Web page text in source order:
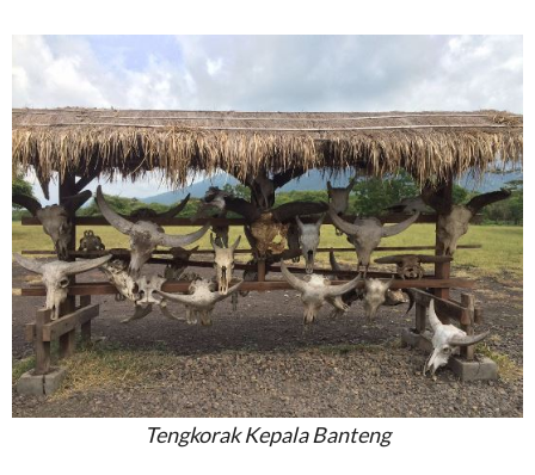
Tengkorak Kepala Banteng